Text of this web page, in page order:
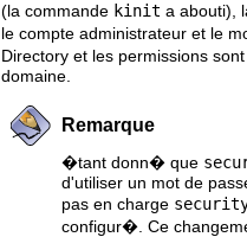
(la commande kinit a abouti),
le compte administrateur et le
Directory et les permissions
domaine.
Remarque
�tant donn� que
d'utiliser un mot de
pas en charge
configur�. Ce